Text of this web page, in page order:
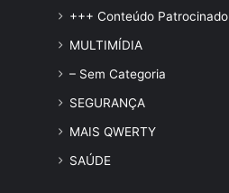
+++ Conteúdo Patrocinado
MULTIMÍDIA
– Sem Categoria
SEGURANÇA
MAIS QWERTY
SAÚDE